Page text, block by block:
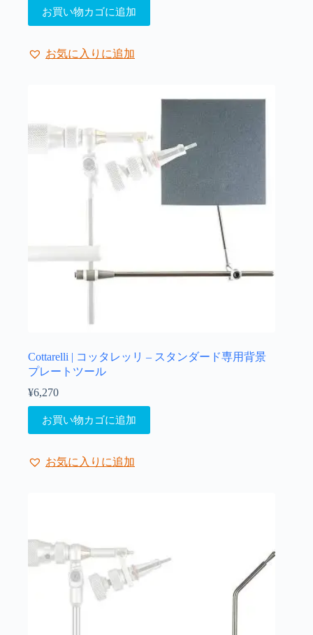
お買い物カゴに追加
お気に入りに追加
Cottarelli | コッタレッリ – スタンダード専用背景
プレートツール
¥6,270
お買い物カゴに追加
お気に入りに追加